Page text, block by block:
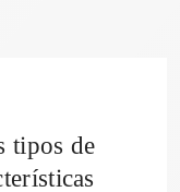
tipos de